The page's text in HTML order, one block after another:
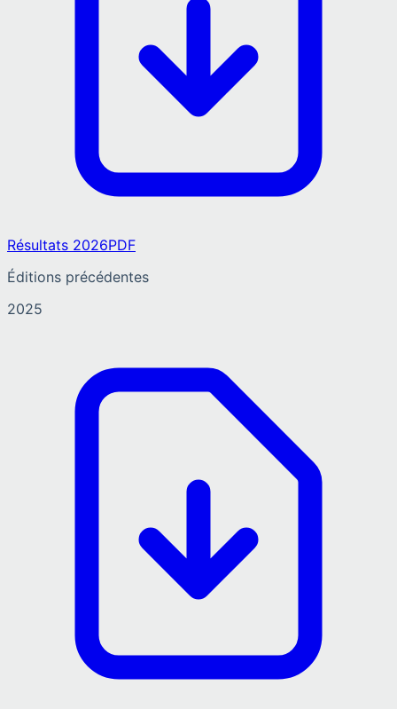
Résultats 2026PDF
Éditions précédentes
2025